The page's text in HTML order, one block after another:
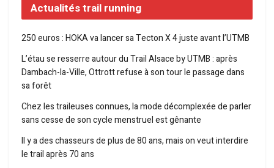
Actualités trail running
250 euros : HOKA va lancer sa Tecton X 4 juste avant l’UTMB
L’étau se resserre autour du Trail Alsace by UTMB : après
Dambach-la-Ville, Ottrott refuse à son tour le passage dans
sa forêt
Chez les traileuses connues, la mode décomplexée de parler
sans cesse de son cycle menstruel est gênante
Il y a des chasseurs de plus de 80 ans, mais on veut interdire
le trail après 70 ans